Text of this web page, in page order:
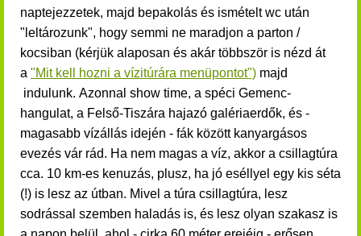
naptejezzetek, majd bepakolás és ismételt wc után
"leltározunk", hogy semmi ne maradjon a parton /
kocsiban (kérjük alaposan és akár többször is nézd át
a "Mit kell hozni a vízitúrára menüpontot") majd
indulunk. Azonnal show time, a spéci Gemenc-
hangulat, a Felső-Tiszára hajazó galériaerdők, és -
magasabb vízállás idején - fák között kanyargásos
evezés vár rád. Ha nem magas a víz, akkor a csillagtúra
cca. 10 km-es kenuzás, plusz, ha jó eséllyel egy kis séta
(!) is lesz az útban. Mivel a túra csillagtúra, lesz
sodrással szemben haladás is, és lesz olyan szakasz is